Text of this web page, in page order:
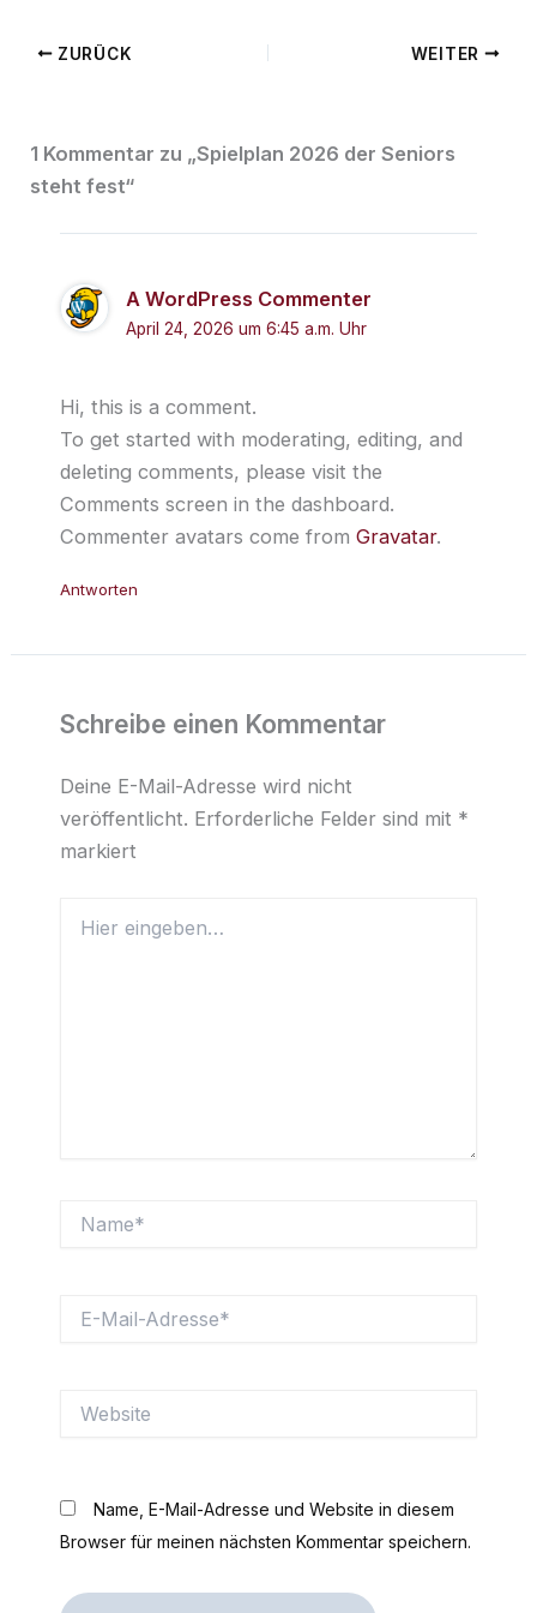
ZURÜCK WEITER
1 Kommentar zu „Spielplan 2026 der Seniors
steht fest“
A WordPress Commenter
April 24, 2026 um 6:45 a.m. Uhr
Hi, this is a comment.
To get started with moderating, editing, and
deleting comments, please visit the
Comments screen in the dashboard.
Commenter avatars come from Gravatar.
Antworten
Schreibe einen Kommentar
Deine E-Mail-Adresse wird nicht
veröffentlicht. Erforderliche Felder sind mit *
markiert
eingeben…
Mail-
Name, E-Mail-Adresse und Website in diesem
Browser für meinen nächsten Kommentar speichern.